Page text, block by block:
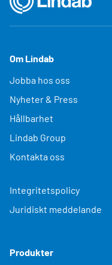
Om Lindab
Jobba hos oss
Nyheter & Press
Hållbarhet
Lindab Group
Kontakta oss
Integritetspolicy
Juridiskt meddelande
Produkter